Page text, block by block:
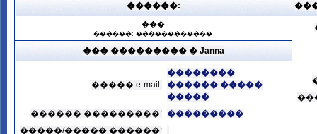
������:
���
������: ������������
��� ��������� � Janna
����� e-mail:
��������
������ �����
�����
������ ���������: ���������
�����/����� ������: